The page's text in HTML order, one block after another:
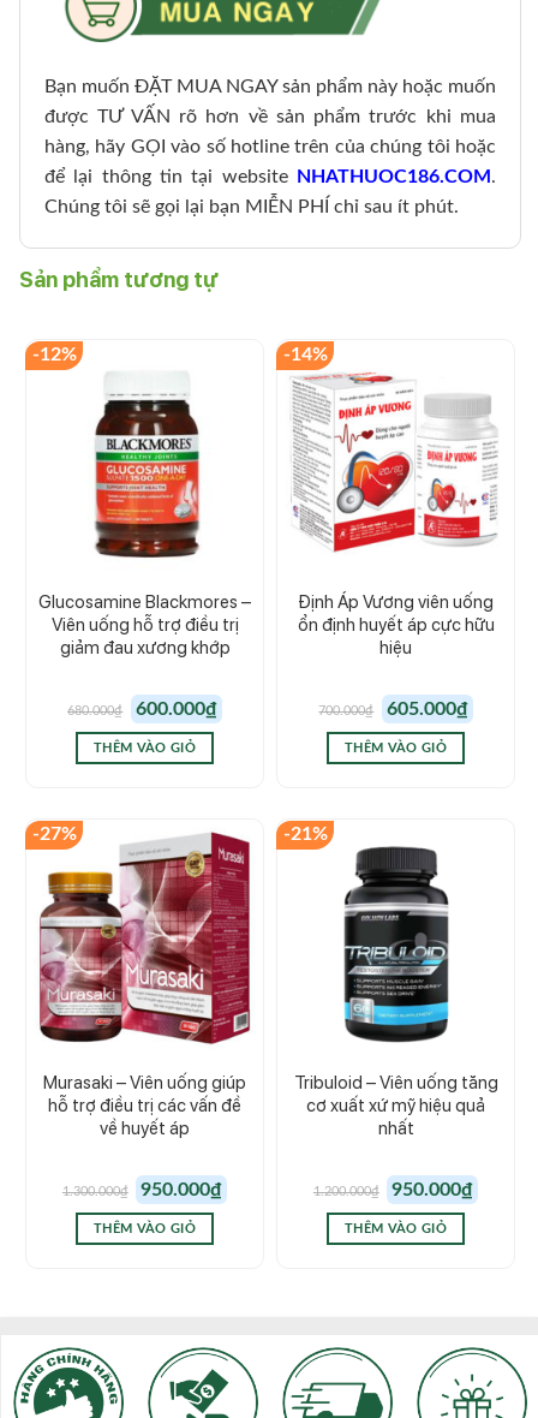
Bạn muốn ĐẶT MUA NGAY sản phẩm này hoặc muốn
được TƯ VẤN rõ hơn về sản phẩm trước khi mua
hàng, hãy GỌI vào số hotline trên của chúng tôi hoặc
để lại thông tin tại website
NHATHUOC186.COM .
Chúng tôi sẽ gọi lại bạn MIỄN PHÍ chỉ sau ít phút.
Sản phẩm tương tự
-12%
Glucosamine Blackmores –
Viên uống hỗ trợ điều trị
giảm đau xương khớp
680.000₫
Giá
gốc
là:
680.000₫.
600.000₫ hiện
THÊM VÀO GIỎ
-14%
Định Áp Vương viên uống
ổn định huyết áp cực hữu
hiệu
700.000₫
Giá
gốc
là:
700.000₫.
605.000₫ hiện
THÊM VÀO GIỎ
-27%
Murasaki – Viên uống giúp
hỗ trợ điều trị các vấn đề
về huyết áp
1.300.000₫
Giá
gốc
là:
1.300.000₫.
950.000₫ hiện
THÊM VÀO GIỎ
-21%
Tribuloid – Viên uống tăng
cơ xuất xứ mỹ hiệu quả
nhất
1.200.000₫
Giá
gốc
là:
1.200.000₫.
950.000₫ hiện
THÊM VÀO GIỎ